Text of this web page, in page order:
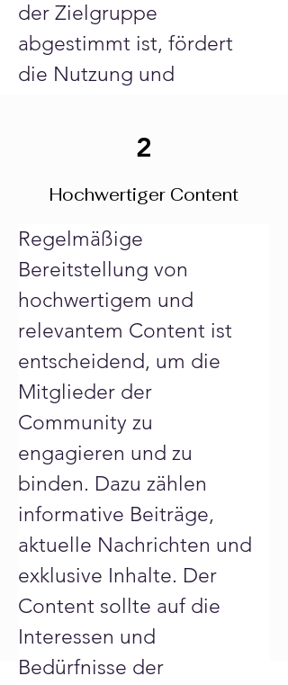
der Zielgruppe
abgestimmt ist, fördert
die Nutzung und
Aspekte wie schnelle
Optimierung sind
ebenfalls essenziell.
2
Hochwertiger Content
Regelmäßige
Bereitstellung von
hochwertigem und
relevantem Content ist
entscheidend, um die
Mitglieder der
Community zu
engagieren und zu
binden. Dazu zählen
informative Beiträge,
aktuelle Nachrichten und
exklusive Inhalte. Der
Content sollte auf die
Interessen und
Bedürfnisse der